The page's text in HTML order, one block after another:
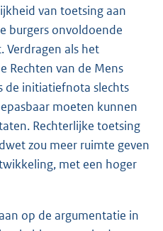
van toetsing aan
burgers onvoldoende
Verdragen als het
Rechten van de Mens
de initiatiefnota slechts
moeten kunnen
Rechterlijke toetsing
zou meer ruimte geven
met een hoger
op de argumentatie in